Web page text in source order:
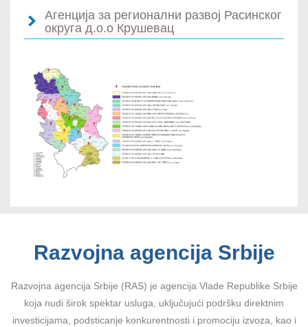
Агенција за регионални развој Расинског
округа д.о.о Крушевац
Razvojna agencija Srbije
Razvojna agencija Srbije (RAS) je agencija Vlade Republike Srbije
koja nudi širok spektar usluga, uključujući podršku direktnim
investicijama, podsticanje konkurentnosti i promociju izvoza, kao i